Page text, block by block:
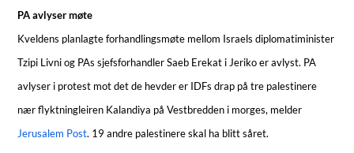
PA avlyser møte
Kveldens planlagte forhandlingsmøte mellom Israels diplomatiminister
Tzipi Livni og PAs sjefsforhandler Saeb Erekat i Jeriko er avlyst. PA
avlyser i protest mot det de hevder er IDFs drap på tre palestinere
nær flyktningleiren Kalandiya på Vestbredden i morges, melder
Jerusalem Post. 19 andre palestinere skal ha blitt såret.